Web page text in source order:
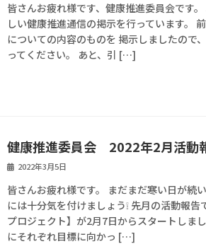
皆さんお疲れ様です、健康推進委員会です
しい健康推進通信の掲示を行っています。
についての内容のものを 掲示しましたので
ってください。 あと、引 […]
健康推進委員会 2022年2月活動
2022年3月5日
皆さんお疲れ様です。 まだまだ寒い日が続
には十分気を付けましょう❕ 先月の活動報
プロジェクト】が2月7日からスタートしま
にそれぞれ目標に向かっ […]